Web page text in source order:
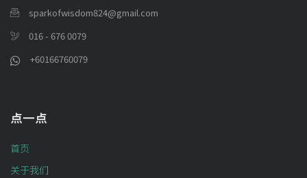
sparkofwisdom824@gmail.com
016 - 676 0079
+60166760079
点一点
首页
关于我们